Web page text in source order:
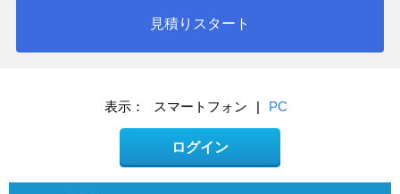
見積りスタート
表示： スマートフォン | PC
ログイン